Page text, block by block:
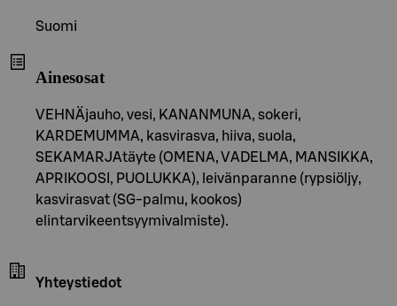
Suomi
Ainesosat
VEHNÄjauho, vesi, KANANMUNA, sokeri,
KARDEMUMMA, kasvirasva, hiiva, suola,
SEKAMARJAtäyte (OMENA, VADELMA, MANSIKKA,
APRIKOOSI, PUOLUKKA), leivänparanne (rypsiöljy,
kasvirasvat (SG-palmu, kookos)
elintarvikeentsyymivalmiste).
Yhteystiedot